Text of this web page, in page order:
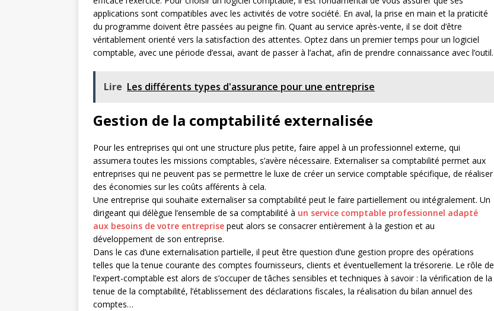
applications sont compatibles avec les activités de votre société. En aval, la prise en main et la praticité
du programme doivent être passées au peigne fin. Quant au service après-vente, il se doit d’être
véritablement orienté vers la satisfaction des attentes. Optez dans un premier temps pour un logiciel
comptable, avec une période d’essai, avant de passer à l’achat, afin de prendre connaissance avec l’outil.
Lire Les différents types d'assurance pour une entreprise
Gestion de la comptabilité externalisée
Pour les entreprises qui ont une structure plus petite, faire appel à un professionnel externe, qui
assumera toutes les missions comptables, s’avère nécessaire. Externaliser sa comptabilité permet aux
entreprises qui ne peuvent pas se permettre le luxe de créer un service comptable spécifique, de réaliser
des économies sur les coûts afférents à cela.
Une entreprise qui souhaite externaliser sa comptabilité peut le faire partiellement ou intégralement. Un
dirigeant qui délègue l’ensemble de sa comptabilité à un service comptable professionnel adapté
aux besoins de votre entreprise peut alors se consacrer entièrement à la gestion et au
développement de son entreprise.
Dans le cas d’une externalisation partielle, il peut être question d’une gestion propre des opérations
telles que la tenue courante des comptes fournisseurs, clients et éventuellement la trésorerie. Le rôle de
l’expert-comptable est alors de s’occuper de tâches sensibles et techniques à savoir : la vérification de la
tenue de la comptabilité, l’établissement des déclarations fiscales, la réalisation du bilan annuel des
comptes…